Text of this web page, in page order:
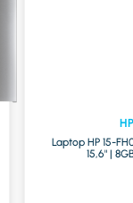
HP
Laptop HP 15-
15,6" |